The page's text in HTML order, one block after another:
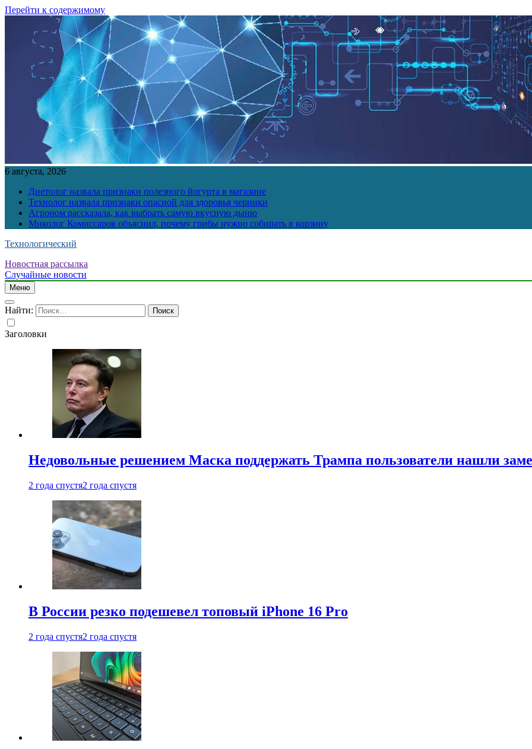
Перейти к содержимому
6 августа, 2026
Диетолог назвала признаки полезного йогурта в магазине
Технолог назвала признаки опасной для здоровья черники
Агроном рассказала, как выбрать самую вкусную дыню
Миколог Комиссаров объяснил, почему грибы нужно собирать в корзину
Технологический
Новостная рассылка
Случайные новости
Меню
Найти:
Заголовки
Недовольные решением Маска поддержать Трампа пользователи нашли
2 года спустя2 года спустя
В России резко подешевел топовый iPhone 16 Pro
2 года спустя2 года спустя